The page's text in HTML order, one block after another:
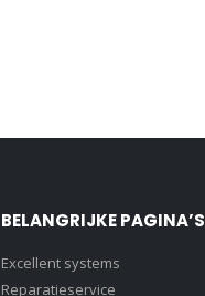
BELANGRIJKE PAGINA’S
Excellent systems
Reparatieservice